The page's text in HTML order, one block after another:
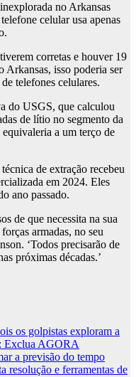
no Arkansas
celular usa apenas
corretas e houver 19
Arkansas, isso poderia ser
telefones celulares.
do USGS, que calculou
de lítio no segmento da
a um terço de
de extração recebeu
em 2024. Eles
ano passado.
de que necessita na sua
armadas, no seu
‘Todos precisarão de
próximas décadas.’
os golpistas exploram a
Exclua AGORA
a previsão do tempo
resolução e ferramentas de